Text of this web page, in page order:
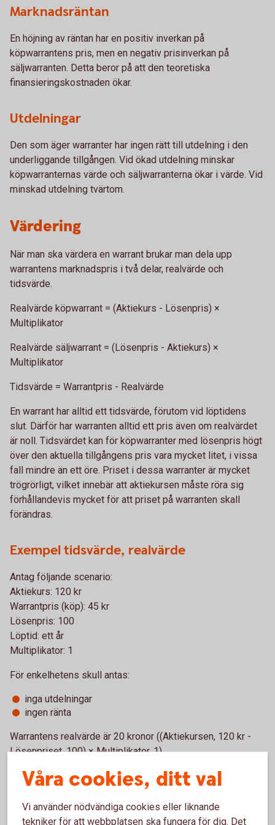
Marknadsräntan
En höjning av räntan har en positiv inverkan på
köpwarrantens pris, men en negativ prisinverkan på
säljwarranten. Detta beror på att den teoretiska
finansieringskostnaden ökar.
Utdelningar
Den som äger warranter har ingen rätt till utdelning i den
underliggande tillgången. Vid ökad utdelning minskar
köpwarranternas värde och säljwarranterna ökar i värde. Vid
minskad utdelning tvärtom.
Värdering
När man ska värdera en warrant brukar man dela upp
warrantens marknadspris i två delar, realvärde och
tidsvärde.
Realvärde köpwarrant = (Aktiekurs - Lösenpris) ×
Multiplikator
Realvärde säljwarrant = (Lösenpris - Aktiekurs) ×
Multiplikator
Tidsvärde = Warrantpris - Realvärde
En warrant har alltid ett tidsvärde, förutom vid löptidens
slut. Därför har warranten alltid ett pris även om realvärdet
är noll. Tidsvärdet kan för köpwarranter med lösenpris högt
över den aktuella tillgångens pris vara mycket litet, i vissa
fall mindre än ett öre. Priset i dessa warranter är mycket
trögrörligt, vilket innebär att aktiekursen måste röra sig
förhållandevis mycket för att priset på warranten skall
förändras.
Exempel tidsvärde, realvärde
Antag följande scenario:
Aktiekurs: 120 kr
Warrantpris (köp): 45 kr
Lösenpris: 100
Löptid: ett år
Multiplikator: 1
För enkelhetens skull antas:
inga utdelningar
ingen ränta
Warrantens realvärde är 20 kronor ((Aktiekursen, 120 kr -
Lösenpriset, 100) × Multiplikator, 1).
Löptiden i exemplet var dock ett år och warrantpriset är
noterat till 45 kr. Det överskjutande värdet på warranten är
tidsvärdet, alltså 25 kronor (warrantpriset, 45 kr - realvärdet,
20 kr).
Våra cookies, ditt val
Vi använder nödvändiga cookies eller liknande
tekniker för att webbplatsen ska fungera för dig. Det